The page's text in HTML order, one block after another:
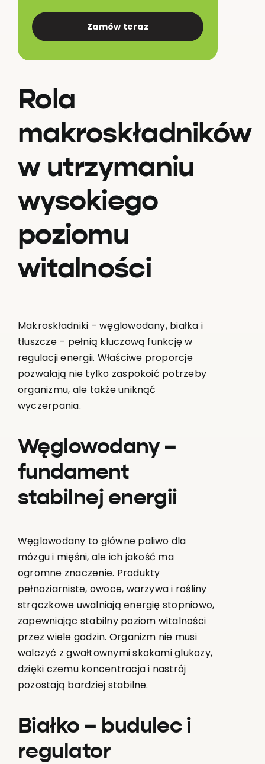
Zamów teraz
Rola
makroskładników
w utrzymaniu
wysokiego
poziomu
witalności
Makroskładniki – węglowodany, białka i
tłuszcze – pełnią kluczową funkcję w
regulacji energii. Właściwe proporcje
pozwalają nie tylko zaspokoić potrzeby
organizmu, ale także uniknąć
wyczerpania.
Węglowodany –
fundament
stabilnej energii
Węglowodany to główne paliwo dla
mózgu i mięśni, ale ich jakość ma
ogromne znaczenie. Produkty
pełnoziarniste, owoce, warzywa i rośliny
strączkowe uwalniają energię stopniowo,
zapewniając stabilny poziom witalności
przez wiele godzin. Organizm nie musi
walczyć z gwałtownymi skokami glukozy,
dzięki czemu koncentracja i nastrój
pozostają bardziej stabilne.
Białko – budulec i
regulator